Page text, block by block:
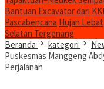
Bantuan Excavator dari
Pascabencana Hujan
Selatan Tergenang
Beranda
kategori
Puskesmas Manggeng
Perjalanan